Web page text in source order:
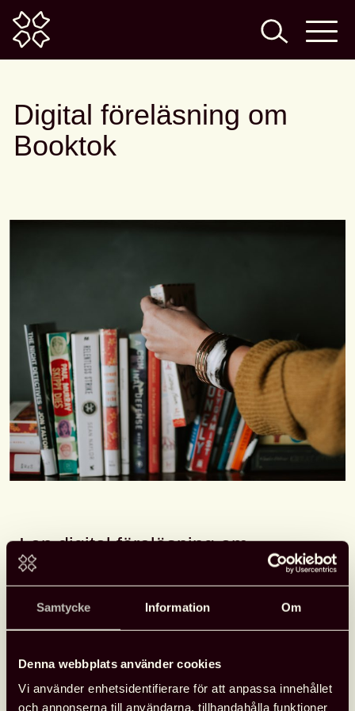
Samtycke Information Om
Denna webbplats använder cookies
Vi använder enhetsidentifierare för att anpassa innehållet
och annonserna till användarna, tillhandahålla funktioner
Home
Digital föreläsning om
Booktok
I en digital föreläsning om
Booktok
Tuva Haglund
litteraturförmedling som i dessa
läsare till läsare.